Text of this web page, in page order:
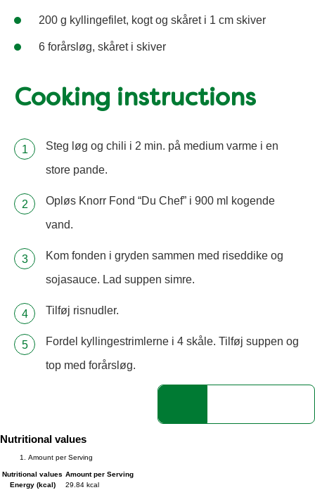
200 g kyllingefilet, kogt og skåret i 1 cm skiver
6 forårsløg, skåret i skiver
Cooking instructions
Steg løg og chili i 2 min. på medium varme i en
store pande.
Opløs Knorr Fond “Du Chef” i 900 ml kogende
vand.
Kom fonden i gryden sammen med riseddike og
sojasauce. Lad suppen simre.
Tilføj risnudler.
Fordel kyllingestrimlerne i 4 skåle. Tilføj suppen og
top med forårsløg.
Nutritional values
Amount per Serving
Nutritional values Amount per Serving
Energy (kcal)
29.84 kcal